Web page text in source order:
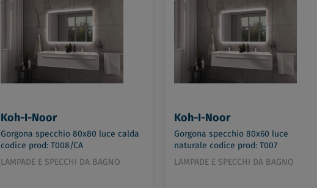
Koh-I-Noor
Gorgona specchio 80x80 luce calda
codice prod: T008/CA
LAMPADE E SPECCHI DA BAGNO
Koh-I-Noor
Gorgona specchio 80x60 luce
naturale codice prod: T007
LAMPADE E SPECCHI DA BAGNO